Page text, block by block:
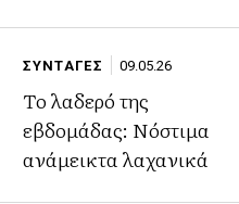
ΣΥΝΤΑΓΕΣ 09.05.26
Το λαδερό της
εβδομάδας: Νόστιμα
ανάμεικτα λαχανικά